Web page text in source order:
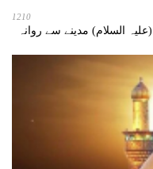
1210
السلام) مدینے سے روانہ